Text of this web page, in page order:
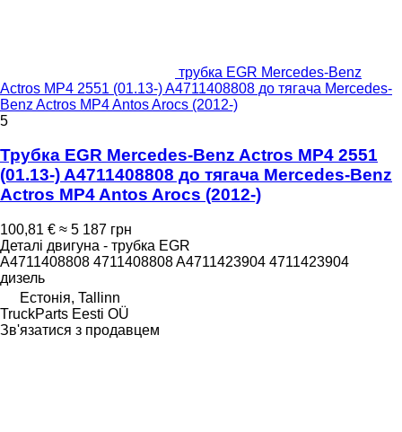
трубка EGR Mercedes-Benz
Actros MP4 2551 (01.13-) A4711408808 до тягача Mercedes-
Benz Actros MP4 Antos Arocs (2012-)
5
Трубка EGR Mercedes-Benz Actros MP4 2551
(01.13-) A4711408808 до тягача Mercedes-Benz
Actros MP4 Antos Arocs (2012-)
100,81 € ≈ 5 187 грн
Деталі двигуна - трубка EGR
A4711408808 4711408808 A4711423904 4711423904
дизель
Естонія, Tallinn
TruckParts Eesti OÜ
Зв'язатися з продавцем